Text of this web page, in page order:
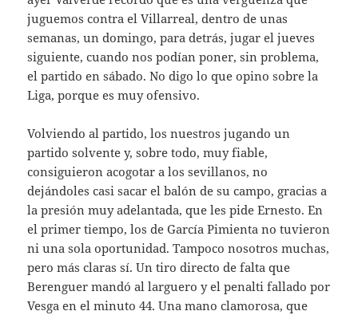
juguemos contra el Villarreal, dentro de unas
semanas, un domingo, para detrás, jugar el jueves
siguiente, cuando nos podían poner, sin problema,
el partido en sábado. No digo lo que opino sobre la
Liga, porque es muy ofensivo.
Volviendo al partido, los nuestros jugando un
partido solvente y, sobre todo, muy fiable,
consiguieron acogotar a los sevillanos, no
dejándoles casi sacar el balón de su campo, gracias a
la presión muy adelantada, que les pide Ernesto. En
el primer tiempo, los de García Pimienta no tuvieron
ni una sola oportunidad. Tampoco nosotros muchas,
pero más claras sí. Un tiro directo de falta que
Berenguer mandó al larguero y el penalti fallado por
Vesga en el minuto 44. Una mano clamorosa, que